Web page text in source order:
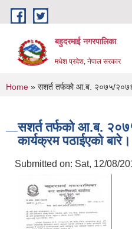
Skip to main content
बहुदरमाई नगरपालिका
मधेश प्रदेश, नेपाल सरकार
You are here
Home » सशर्त तर्फको आ.ब. २०७५/२०७६
सशर्त तर्फको आ.ब.
कार्यक्रम पठाईएको बारे।
Submitted on: Sat, 12/08/